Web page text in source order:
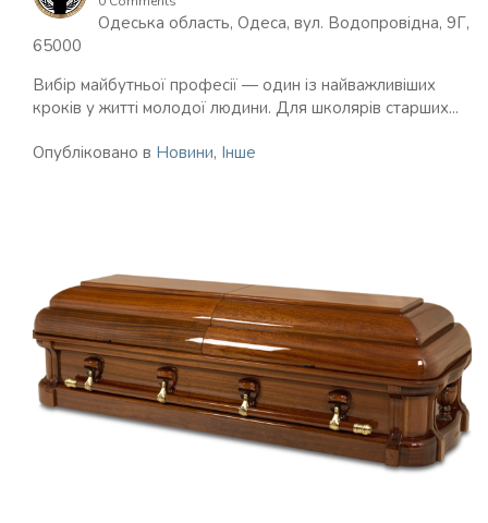
Одеська область, Одеса, вул. Водопровідна, 9Г,
65000
Вибір майбутньої професії — один із найважливіших
кроків у житті молодої людини. Для школярів старших...
Опубліковано в Новини, Інше